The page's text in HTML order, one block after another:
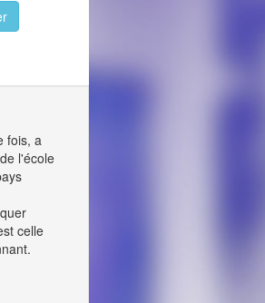
fois, a
l'école
celle